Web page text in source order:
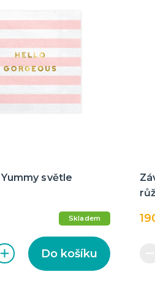
světle
Skladem
Do košíku